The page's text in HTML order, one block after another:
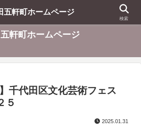
東京都千代田区
軒町ホームページ
千代田区文化芸術フェス
５
2025.01.31
五軒町ホームページ
検索